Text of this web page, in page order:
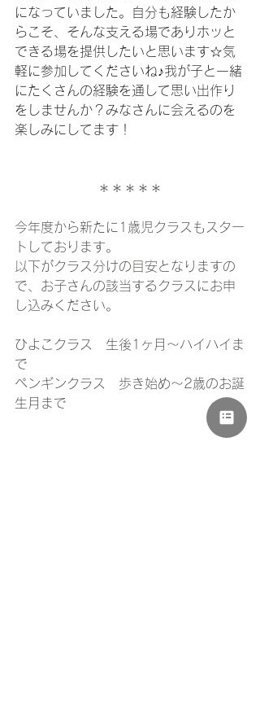
になっていました。自分も経験したか
らこそ、そんな支える場でありホッと
できる場を提供したいと思います☆気
軽に参加してくださいね♪我が子と一緒
にたくさんの経験を通して思い出作り
をしませんか？みなさんに会えるのを
楽しみにしてます！
＊＊＊＊＊
今年度から新たに1歳児クラスもスター
トしております。
以下がクラス分けの目安となりますの
で、お子さんの該当するクラスにお申
し込みください。
ひよこクラス　生後1ヶ月〜ハイハイま
で
ペンギンクラス　歩き始め〜2歳のお誕
生月まで